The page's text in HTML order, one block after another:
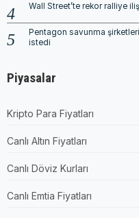
Wall Street’te rekor ralliye
Pentagon savunma
istedi
Piyasalar
Kripto Para Fiyatları
Canlı Altın Fiyatları
Canlı Döviz Kurları
Canlı Emtia Fiyatları